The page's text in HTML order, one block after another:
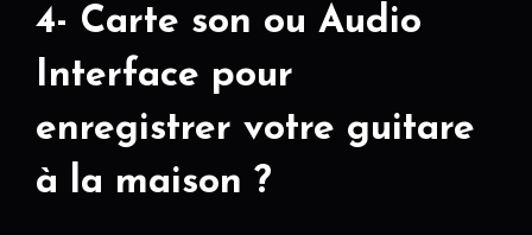
4- Carte son ou Audio
Interface pour
enregistrer votre guitare
à la maison ?